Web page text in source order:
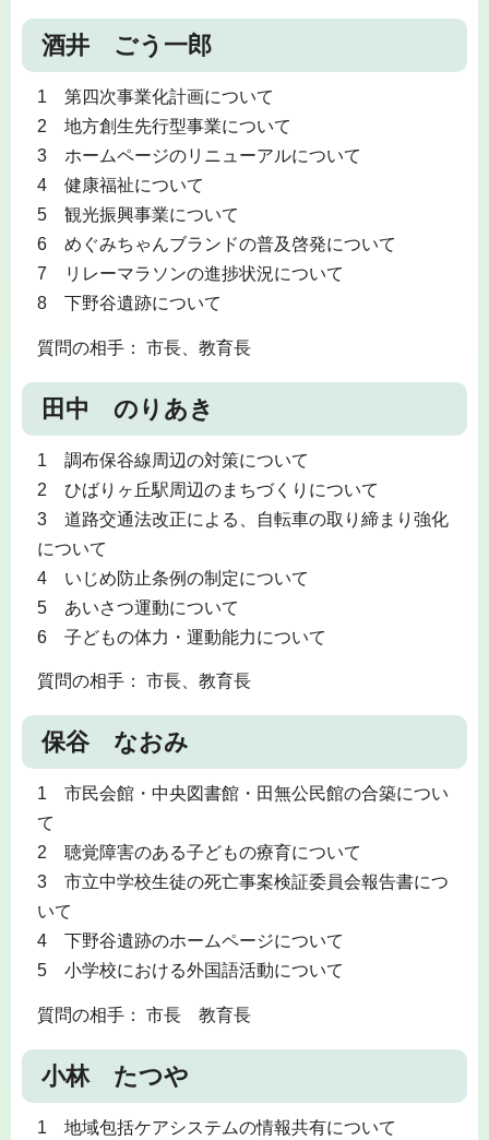
酒井 ごう一郎
1 第四次事業化計画について
2 地方創生先行型事業について
3 ホームページのリニューアルについて
4 健康福祉について
5 観光振興事業について
6 めぐみちゃんブランドの普及啓発について
7 リレーマラソンの進捗状況について
8 下野谷遺跡について
質問の相手： 市長、教育長
田中 のりあき
1 調布保谷線周辺の対策について
2 ひばりヶ丘駅周辺のまちづくりについて
3 道路交通法改正による、自転車の取り締まり強化
について
4 いじめ防止条例の制定について
5 あいさつ運動について
6 子どもの体力・運動能力について
質問の相手： 市長、教育長
保谷 なおみ
1 市民会館・中央図書館・田無公民館の合築につい
て
2 聴覚障害のある子どもの療育について
3 市立中学校生徒の死亡事案検証委員会報告書につ
いて
4 下野谷遺跡のホームページについて
5 小学校における外国語活動について
質問の相手： 市長 教育長
小林 たつや
1 地域包括ケアシステムの情報共有について